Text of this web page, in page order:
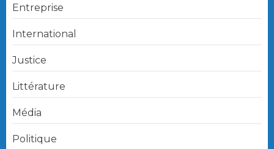
Entreprise
International
Justice
Littérature
Média
Politique